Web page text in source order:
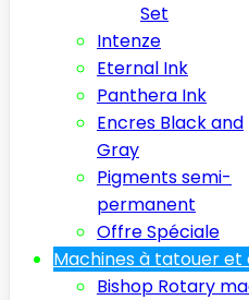
Set
Intenze
Eternal Ink
Panthera Ink
Encres Black and
Gray
Pigments semi-
permanent
Offre Spéciale
Machines à tatouer et
Bishop Rotary